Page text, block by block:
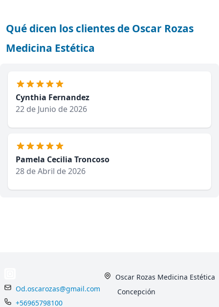
Qué dicen los clientes de Oscar Rozas
Medicina Estética
Cynthia Fernandez
22 de Junio de 2026
Pamela Cecilia Troncoso
28 de Abril de 2026
Od.oscarozas@gmail.com
+56965798100
Oscar Rozas Medicina Estética
Concepción